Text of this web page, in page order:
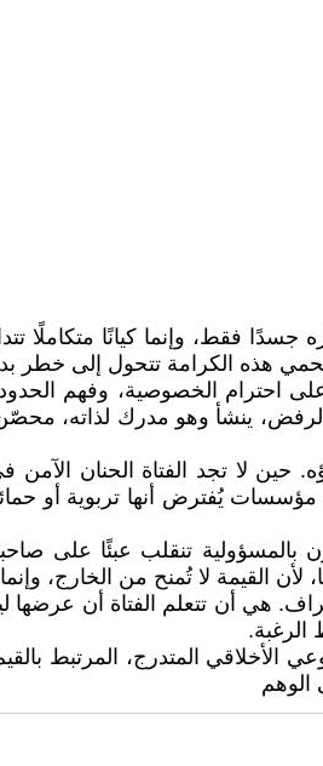
جسدًا فقط، وإنما كيانًا متكاملًا
هذه الكرامة تتحول إلى خطر
على احترام الخصوصية، وفهم
ينشأ وهو مدرك لذاته، محصّن
لا تجد الفتاة الحنان الآمن
يُفترض أنها تربوية أو
تنقلب عبئًا على
القيمة لا تُمنح من الخارج،
هي أن تتعلم الفتاة أن عرضها
الرغبة.
المتدرج، المرتبط بالقيم
الوهم